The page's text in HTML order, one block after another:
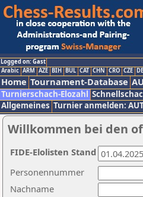
Logged on: Gast
Arabic ARM AZE BIH BUL CAT CHN CRO CZE
Home Tournament-Database
Turnierschach-Elozahl
Allgemeines Turnier anmelden:
Willkommen bei den
Nachname
Personennummer
FIDE-Elolisten Stand